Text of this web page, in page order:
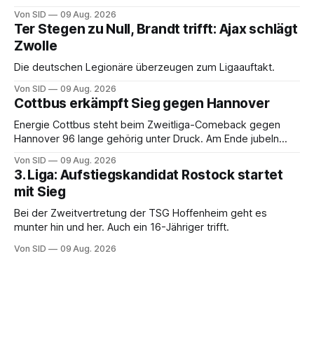
Von SID 09 Aug. 2026
Ter Stegen zu Null, Brandt trifft: Ajax schlägt
Zwolle
Die deutschen Legionäre überzeugen zum Ligaauftakt.
Von SID 09 Aug. 2026
Cottbus erkämpft Sieg gegen Hannover
Energie Cottbus steht beim Zweitliga-Comeback gegen
Hannover 96 lange gehörig unter Druck. Am Ende jubeln
Von SID 09 Aug. 2026
3. Liga: Aufstiegskandidat Rostock startet
mit Sieg
Bei der Zweitvertretung der TSG Hoffenheim geht es
munter hin und her. Auch ein 16-Jähriger trifft.
Von SID 09 Aug. 2026